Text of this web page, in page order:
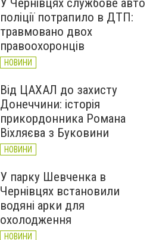
У Чернівцях службове авто
поліції потрапило в ДТП:
травмовано двох
правоохоронців
НОВИНИ
Від ЦАХАЛ до захисту
Донеччини: історія
прикордонника Романа
Віхляєва з Буковини
НОВИНИ
У парку Шевченка в
Чернівцях встановили
водяні арки для
охолодження
НОВИНИ